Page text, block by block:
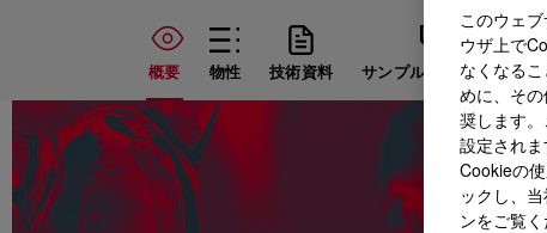
概要 物性 技術資料 サンプル オプション
このウェ
ウザ上で
なくなる
めに、そ
奨します
設定され
Cookieの
ックし、
ンをご覧く